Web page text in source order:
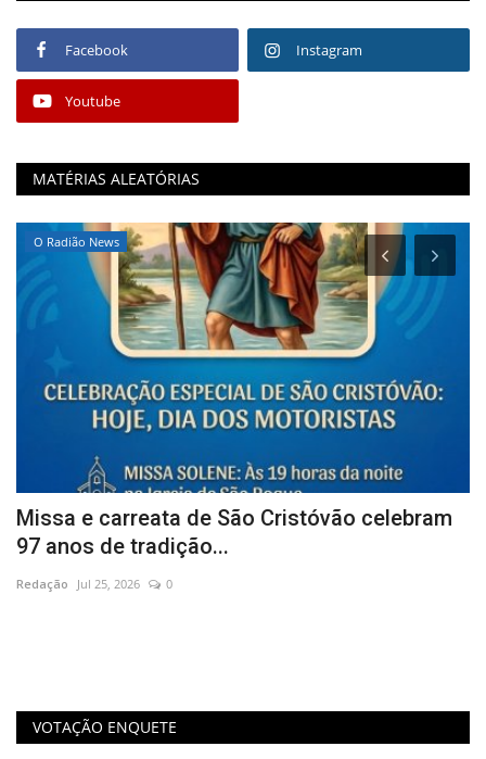
Facebook Instagram
Youtube
MATÉRIAS ALEATÓRIAS
O Radião News
Missa e carreata de São Cristóvão celebram
97 anos de tradição...
Redação Jul 25, 2026 0
VOTAÇÃO ENQUETE